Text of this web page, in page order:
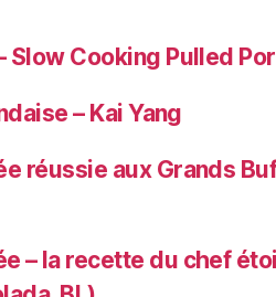
Slow Cooking Pulled
– Kai Yang
réussie aux Grands
– la recette du chef